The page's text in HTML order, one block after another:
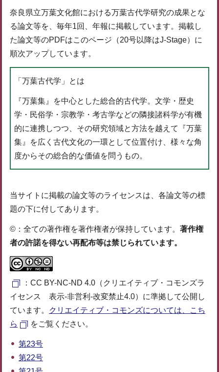
奈良県立万葉文化館における万葉古代学研究の成果とな
る論文等を、毎年1回、年報に掲載しています。掲載し
た論文等のPDFはこのページ（20号以降はJ-Stage）に
順次アップしています。
「万葉古代学」とは
『万葉集』を中心とした総合的古代学。文学・歴史
学・民俗学・宗教学・考古学などの隣接諸科学が有機
的に連携しつつ、その研究領域と方法を越えて『万葉
集』を広く古代文化の一環として位置付け、様々な角
度からその総合的な価値を問うもの。
当サイトに掲載の論文等のライセンスは、各論文等の標
題の下に付してあります。
©：全ての著作権を著作権者が保持しています。 著作権
者の許諾を得ない再配布等は禁じられています。
：CC BY-NC-ND 4.0（クリエイティブ・コモンズラ
イセンス 表示-非営利-改変禁止4.0）に準拠して公開し
ています。
クリエイティブ・コモンズについては、こち
ら
をご覧ください。
第23号
第22号